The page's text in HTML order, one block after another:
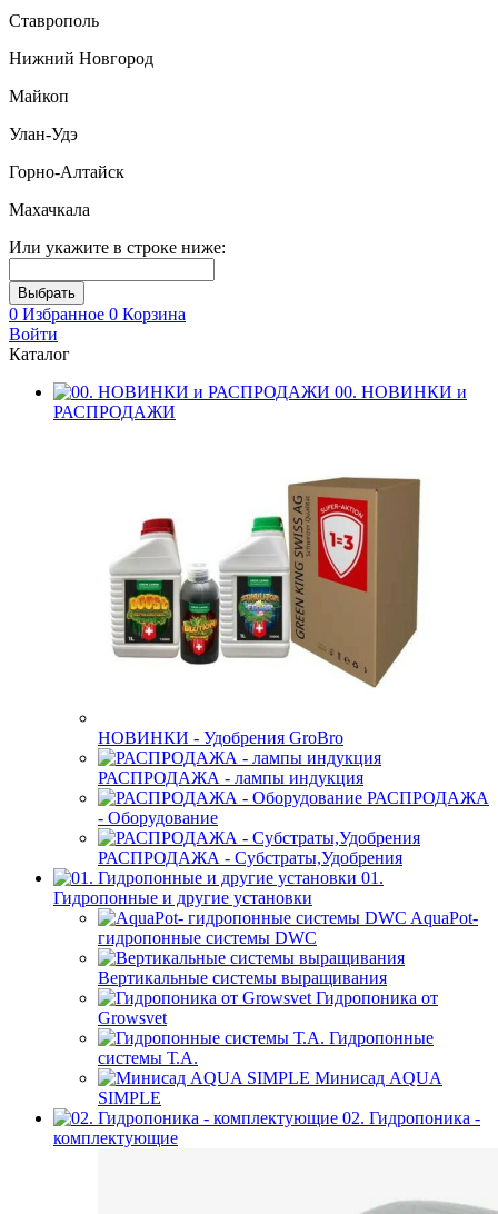
Ставрополь
Нижний Новгород
Майкоп
Улан-Удэ
Горно-Алтайск
Махачкала
Или укажите в строке ниже:
0 Избранное 0 Корзина
Войти
Каталог
00. НОВИНКИ и
РАСПРОДАЖИ
НОВИНКИ - Удобрения GroBro
РАСПРОДАЖА - лампы индукция
РАСПРОДАЖА
- Оборудование
РАСПРОДАЖА - Субстраты,Удобрения
01.
Гидропонные и другие установки
AquaPot-
гидропонные системы DWC
Вертикальные системы выращивания
Гидропоника от
Growsvet
Гидропонные
системы Т.A.
Минисад AQUA
SIMPLE
02. Гидропоника -
комплектующие